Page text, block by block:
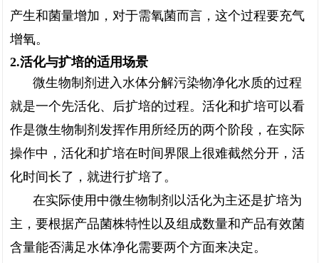
产生和菌量增加，对于需氧菌而言，这个过程要充气
增氧。
2.活化与扩培的适用场景
微生物制剂进入水体分解污染物净化水质的过程
就是一个先活化、后扩培的过程。活化和扩培可以看
作是微生物制剂发挥作用所经历的两个阶段，在实际
操作中，活化和扩培在时间界限上很难截然分开，活
化时间长了，就进行扩培了。
在实际使用中微生物制剂以活化为主还是扩培为
主，要根据产品菌株特性以及组成数量和产品有效菌
含量能否满足水体净化需要两个方面来决定。